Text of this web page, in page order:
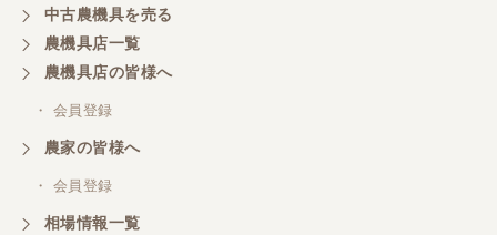
東京都／おちゃ
いいたします。
中古農機具を売る
農機具店一覧
農機具店の皆様へ
・ 会員登録
農家の皆様へ
・ 会員登録
相場情報一覧